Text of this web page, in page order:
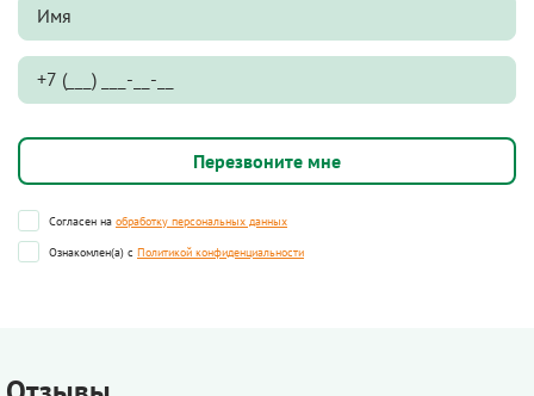
Согласен на обработку персональных данных
Ознакомлен(а) с Политикой конфиденциальности